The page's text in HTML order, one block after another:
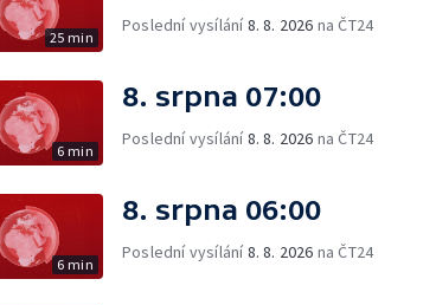
25 min
Poslední vysílání8. 8. 2026 na ČT24
6 min
8. srpna 07:00
Poslední vysílání8. 8. 2026 na ČT24
6 min
8. srpna 06:00
Poslední vysílání8. 8. 2026 na ČT24